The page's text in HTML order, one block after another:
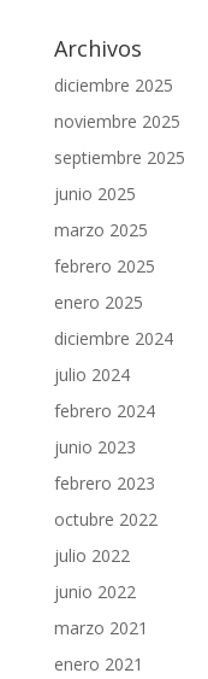
Archivos
diciembre 2025
noviembre 2025
septiembre 2025
junio 2025
marzo 2025
febrero 2025
enero 2025
diciembre 2024
julio 2024
febrero 2024
junio 2023
febrero 2023
octubre 2022
julio 2022
junio 2022
marzo 2021
enero 2021